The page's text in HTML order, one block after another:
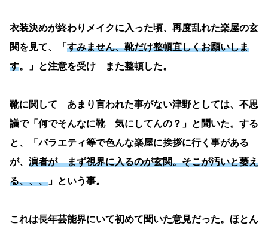
衣装決めが終わりメイクに入った頃、再度乱れた楽屋の玄
関を見て、「 すみません、靴だけ整頓宜しくお願いしま
す。」と注意を受け また整頓した。
靴に関して あまり言われた事がない津野としては、不思
議で「何でそんなに靴 気にしてんの？」と聞いた。する
と、「バラエティ等で色んな楽屋に挨拶に行く事がある
が、 演者が まず視界に入るのが玄関。そこが汚いと萎え
る、、、 」という事。
これは長年芸能界にいて初めて聞いた意見だった。ほとん